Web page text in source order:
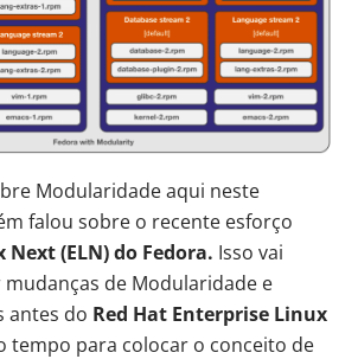
Modularidade aqui neste
falou sobre o recente esforço
(ELN) do Fedora. Isso vai
de Modularidade e
antes do Red Hat Enterprise Linux
tempo para colocar o conceito de